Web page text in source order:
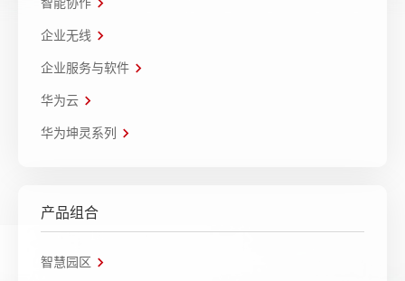
企业无线
企业服务与软件
华为云
华为坤灵系列
产品组合
智慧园区